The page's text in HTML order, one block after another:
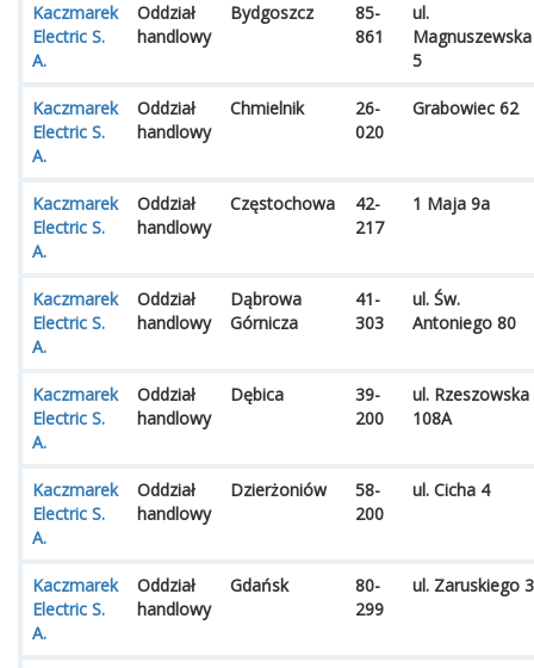
Kaczmarek
Electric S.
A.
Oddział
handlowy
Bydgoszcz
85-
861
ul.
Magnuszewska
5
Kaczmarek
Electric S.
A.
Oddział
handlowy
Chmielnik
26-
020
Grabowiec 62
Kaczmarek
Electric S.
A.
Oddział
handlowy
Częstochowa
42-
217
1 Maja 9a
Kaczmarek
Electric S.
A.
Oddział
handlowy
Dąbrowa
Górnicza
41-
303
ul. Św.
Antoniego 80
Kaczmarek
Electric S.
A.
Oddział
handlowy
Dębica
39-
200
ul. Rzeszowska
108A
Kaczmarek
Electric S.
A.
Oddział
handlowy
Dzierżoniów
58-
200
ul. Cicha 4
Kaczmarek
Electric S.
A.
Oddział
handlowy
Gdańsk
80-
299
ul. Zaruskiego 3